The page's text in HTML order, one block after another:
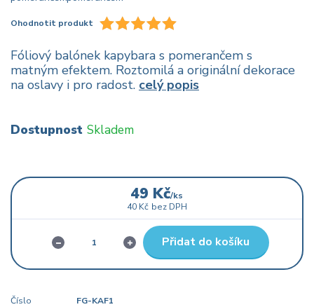
Ohodnotit produkt
Fóliový balónek kapybara s pomerančem s
matným efektem. Roztomilá a originální dekorace
na oslavy i pro radost. celý popis
Dostupnost Skladem
49 Kč/ks
40 Kč bez DPH
Přidat do košíku
Číslo
FG-KAF1